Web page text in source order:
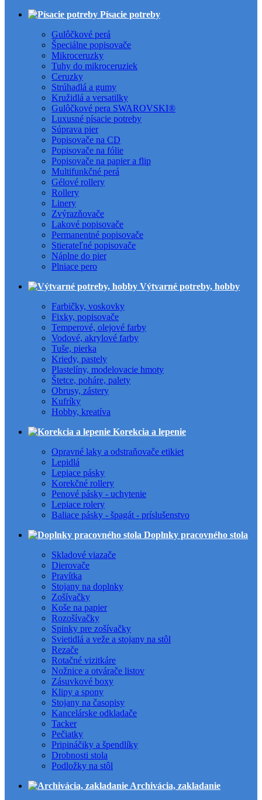
Písacie potreby
Gulôčkové perá
Špeciálne popisovače
Mikroceruzky
Tuhy do mikroceruziek
Ceruzky
Strúhadlá a gumy
Kružidlá a versatilky
Gulôčkové pera SWAROVSKI®
Luxusné písacie potreby
Súprava pier
Popisovače na CD
Popisovače na fólie
Popisovače na papier a flip
Multifunkčné perá
Gélové rollery
Rollery
Linery
Zvýrazňovače
Lakové popisovače
Permanentné popisovače
Stierateľné popisovače
Náplne do pier
Plniace pero
Výtvarné potreby, hobby
Farbičky, voskovky
Fixky, popisovače
Temperové, olejové farby
Vodové, akrylové farby
Tuše, pierka
Kriedy, pastely
Plastelíny, modelovacie hmoty
Štetce, poháre, palety
Obrusy, zástery
Kufríky
Hobby, kreatíva
Korekcia a lepenie
Opravné laky a odstraňovače etikiet
Lepidlá
Lepiace pásky
Korekčné rollery
Penové pásky - uchytenie
Lepiace rolery
Baliace pásky - špagát - príslušenstvo
Doplnky pracovného stola
Skladové viazače
Dierovače
Pravítka
Stojany na doplnky
Zošívačky
Koše na papier
Rozošívačky
Spinky pre zošívačky
Svietidlá a veže a stojany na stôl
Rezače
Rotačné vizitkáre
Nožnice a otvárače listov
Zásuvkové boxy
Klipy a spony
Stojany na časopisy
Kancelárske odkladače
Tacker
Pečiatky
Pripináčiky a špendlíky
Drobnosti stola
Podložky na stôl
Archivácia, zakladanie